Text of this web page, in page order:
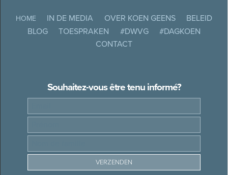
HOME IN DE MEDIA OVER KOEN GEENS
BELEID
BLOG
TOESPRAKEN #DWVG
#DAGKOEN
CONTACT
Souhaitez-vous être tenu informé?